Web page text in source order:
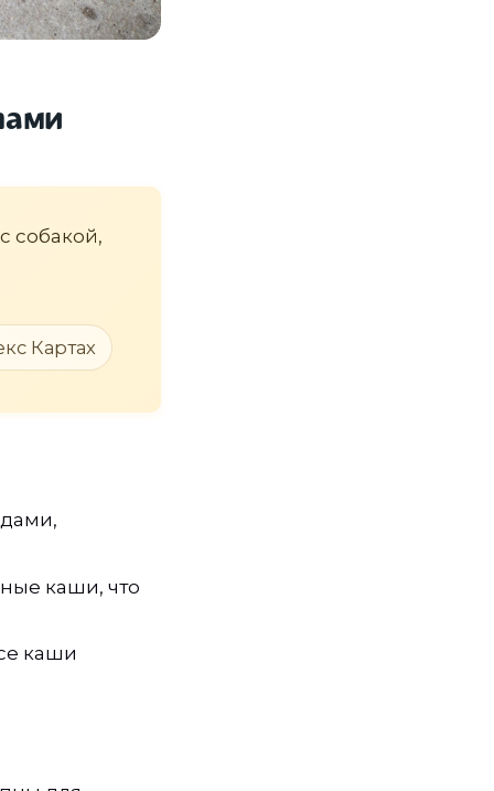
собакой,
Картах
каши, что
каши